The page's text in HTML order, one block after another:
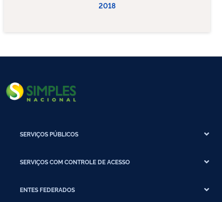
2018
SERVIÇOS PÚBLICOS
SERVIÇOS COM CONTROLE DE ACESSO
ENTES FEDERADOS